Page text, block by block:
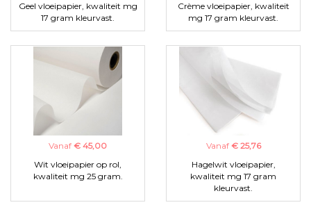
Geel vloeipapier, kwaliteit mg
17 gram kleurvast.
Crème vloeipapier, kwaliteit
mg 17 gram kleurvast.
Vanaf € 45,00
Wit vloeipapier op rol,
kwaliteit mg 25 gram.
Vanaf € 25,76
Hagelwit vloeipapier,
kwaliteit mg 17 gram
kleurvast.